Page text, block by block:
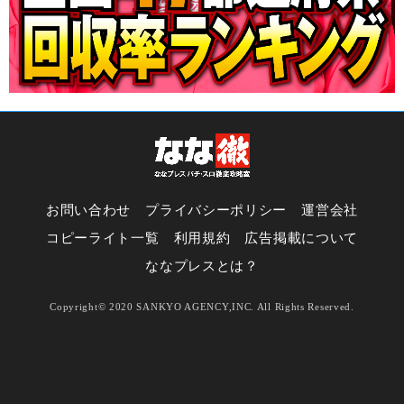
お問い合わせ プライバシーポリシー
運営会社
コピーライト一覧
利用規約
広告掲載について
ななプレスとは？
Copyright© 2020 SANKYO AGENCY,INC. All Rights Reserved.